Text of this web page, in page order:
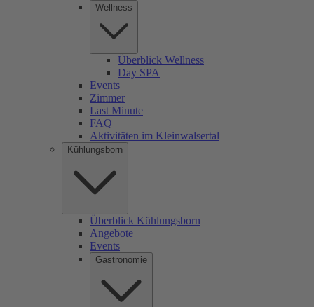
Wellness
Überblick Wellness
Day SPA
Events
Zimmer
Last Minute
FAQ
Aktivitäten im Kleinwalsertal
Kühlungsborn
Überblick Kühlungsborn
Angebote
Events
Gastronomie